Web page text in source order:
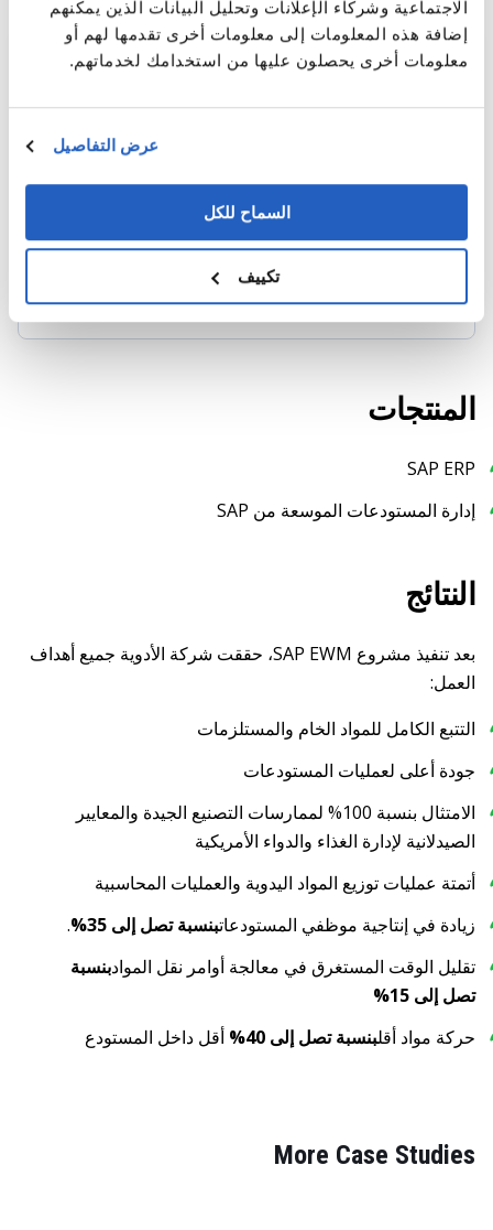
الاجتماعية وشركاء الإعلانات وتحليل البيانات الذين يمكنهم
إضافة هذه المعلومات إلى معلومات أخرى تقدمها لهم أو
معلومات أخرى يحصلون عليها من استخدامك لخدماتهم.
عرض التفاصيل
السماح للكل
تكييف
TOP SAP Company 2023
Make the most of SAP Implementation services. LeverX
المنتجات
SAP ERP
إدارة المستودعات الموسعة من SAP
النتائج
بعد تنفيذ مشروع SAP EWM، حققت شركة الأدوية جميع أهداف
العمل:
التتبع الكامل للمواد الخام والمستلزمات
جودة أعلى لعمليات المستودعات
الامتثال بنسبة 100% لممارسات التصنيع الجيدة والمعايير
الصيدلانية لإدارة الغذاء والدواء الأمريكية
أتمتة عمليات توزيع المواد اليدوية والعمليات المحاسبية
زيادة في إنتاجية موظفي المستودعاتبنسبة تصل إلى 35%
.
تقليل الوقت المستغرق في معالجة أوامر نقل الموادبنسبة
تصل إلى 15%
حركة مواد أقلبنسبة تصل إلى 40% أقل داخل المستودع
More Case Studies